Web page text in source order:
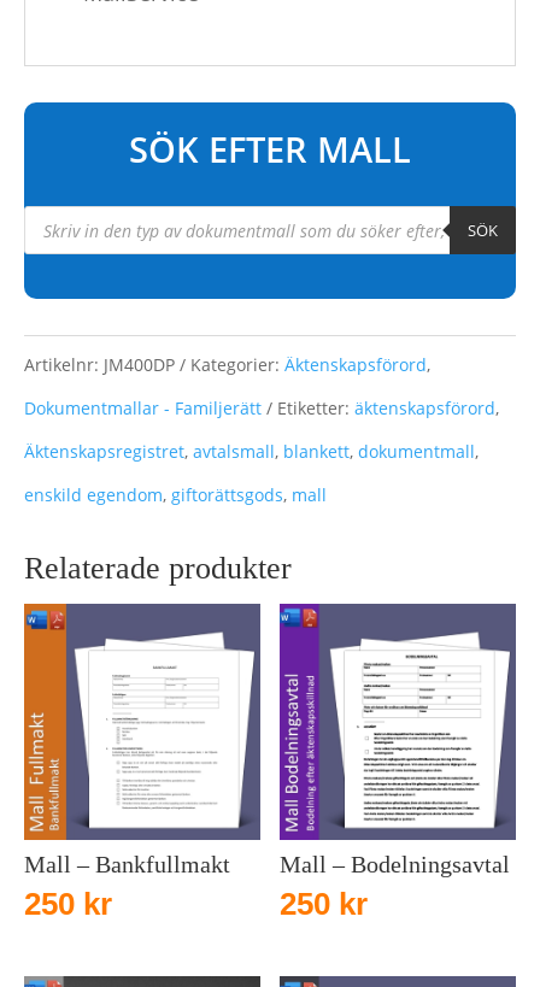
SÖK EFTER MALL
Products
search SÖK
Artikelnr: JM400DP Kategorier: Äktenskapsförord,
Dokumentmallar - Familjerätt
Etiketter: äktenskapsförord,
Äktenskapsregistret, avtalsmall, blankett, dokumentmall,
enskild egendom, giftorättsgods, mall
Relaterade produkter
Mall – Bankfullmakt
250 kr
Mall – Bodelningsavtal
250 kr